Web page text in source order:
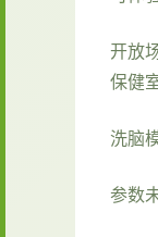
开放
保健
洗脑
参数